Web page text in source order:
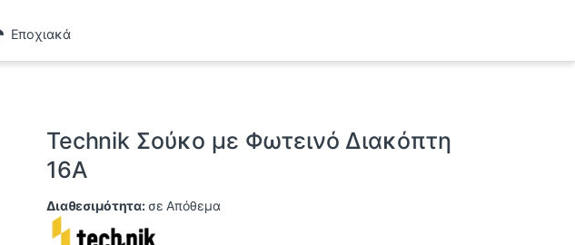
Εποχιακά
Technik Σούκο με Φωτεινό Διακόπτη
16Α
Διαθεσιμότητα:σε Απόθεμα